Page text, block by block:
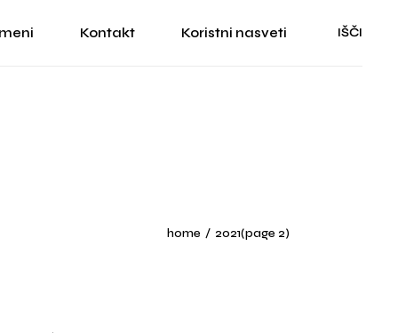
Kontakt Koristni nasveti IŠČI
home 2021(page 2)